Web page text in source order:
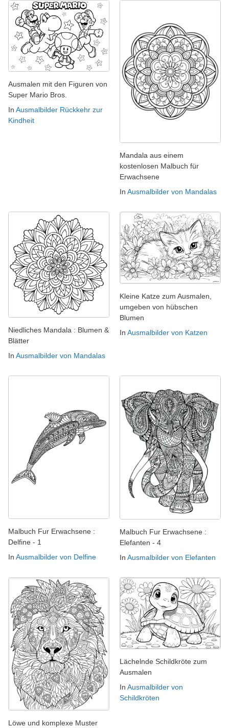
Ausmalen mit den Figuren von
Super Mario Bros.
In Ausmalbilder Rückkehr zur
Kindheit
Mandala aus einem
kostenlosen Malbuch für
Erwachsene
In Ausmalbilder von Mandalas
Niedliches Mandala : Blumen &
Blätter
In Ausmalbilder von Mandalas
Kleine Katze zum Ausmalen,
umgeben von hübschen
Blumen
In Ausmalbilder von Katzen
Malbuch Fur Erwachsene :
Delfine - 1
In Ausmalbilder von Delfine
Malbuch Fur Erwachsene :
Elefanten - 4
In Ausmalbilder von Elefanten
Löwe und komplexe Muster
Lächelnde Schildkröte zum
Ausmalen
In Ausmalbilder von
Schildkröten